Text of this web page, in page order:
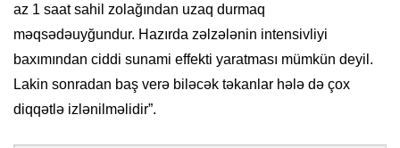
az 1 saat sahil zolağından uzaq durmaq
məqsədəuyğundur. Hazırda zəlzələnin intensivliyi
baxımından ciddi sunami effekti yaratması mümkün deyil.
Lakin sonradan baş verə biləcək təkanlar hələ də çox
diqqətlə izlənilməlidir”.